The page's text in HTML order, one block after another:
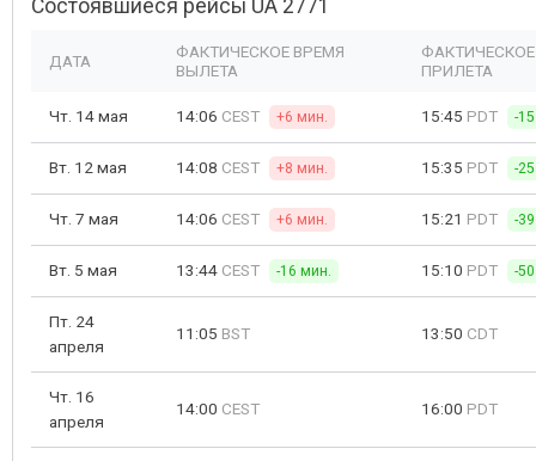
Состоявшиеся рейсы UA 2771
ДАТА
ФАКТИЧЕСКОЕ ВРЕМЯ
ВЫЛЕТА
ПРИЛЕТА
Чт. 14 мая 14:06 CEST +6 мин. 15:45 PDT -
Вт. 12 мая 14:08 CEST +8 мин. 15:35 PDT -
Чт. 7 мая 14:06 CEST +6 мин. 15:21 PDT -
Вт. 5 мая 13:44 CEST -16 мин. 15:10 PDT -
Пт. 24
апреля
11:05 BST 13:50 CDT
Чт. 16
апреля
14:00 CEST 16:00 PDT